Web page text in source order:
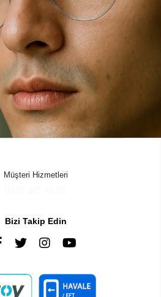
Müşteri Hizmetleri
Bizi Takip Edin